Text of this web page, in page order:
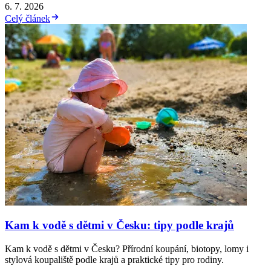
6. 7. 2026
Celý článek
Kam k vodě s dětmi v Česku: tipy podle krajů
Kam k vodě s dětmi v Česku? Přírodní koupání, biotopy, lomy i
stylová koupaliště podle krajů a praktické tipy pro rodiny.